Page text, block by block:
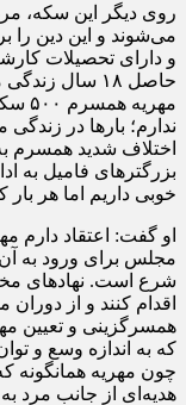
روی دیگر این سکه،
حاصل ۱۸ سال
ندارم؛ بارها در
اختلاف شدید همسرم
بزرگترهای فامیل به
خوبی داریم اما هر
او گفت: اعتقاد
مجلس برای ورود به
شرع است. نهادهای
اقدام کنند و از
همسرگزینی و تعیین
که به اندازه وسع و
چون مهریه همانگونه که
هدیه‌ای از جانب